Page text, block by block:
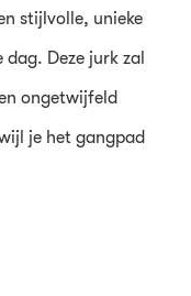
stijlvolle, unieke
Deze jurk zal
ongetwijfeld
je het gangpad